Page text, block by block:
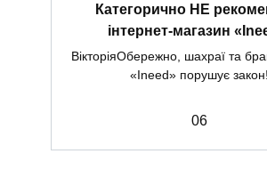
Категорично НЕ
інтернет-магазин
ВікторіяОбережно, шахраї та
«Ineed» порушує закон!
06